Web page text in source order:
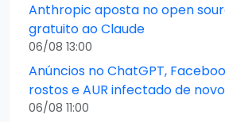
Anthropic aposta no open
gratuito ao Claude
06/08 13:00
Anúncios no ChatGPT,
rostos e AUR infectado de novo
06/08 11:00